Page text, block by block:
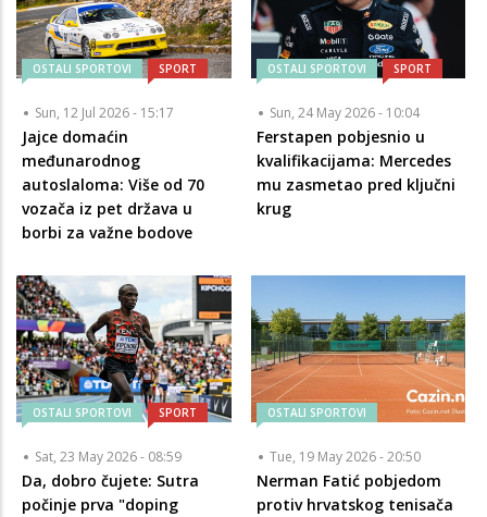
OSTALI SPORTOVI SPORT
Sun, 12 Jul 2026 - 15:17
Jajce domaćin
međunarodnog
autoslaloma: Više od 70
vozača iz pet država u
borbi za važne bodove
OSTALI SPORTOVI SPORT
Sun, 24 May 2026 - 10:04
Ferstapen pobjesnio u
kvalifikacijama: Mercedes
mu zasmetao pred ključni
krug
OSTALI SPORTOVI SPORT
Sat, 23 May 2026 - 08:59
Da, dobro čujete: Sutra
počinje prva "doping
OSTALI SPORTOVI
Tue, 19 May 2026 - 20:50
Nerman Fatić pobjedom
protiv hrvatskog tenisača